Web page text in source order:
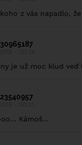
z vás napadlo,
je už moc klud veď
Kámoš...